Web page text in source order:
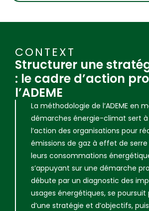
CONTEXT
Structurer une
: le cadre d’action
l’ADEME
La méthodologie de l’ADEME en
démarches énergie-climat sert
l’action des organisations pour
émissions de gaz à effet de
leurs consommations
s’appuyant sur une démarche
débute par un diagnostic des
usages énergétiques, se
d’une stratégie et d’objectifs,